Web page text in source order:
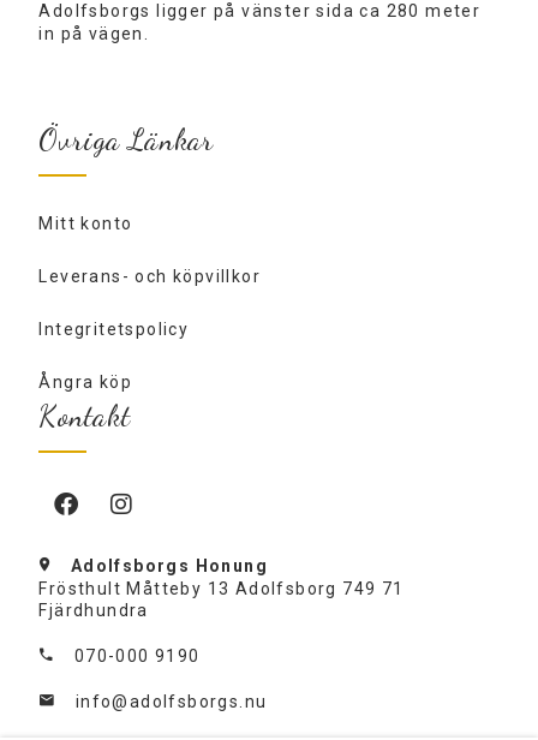
Adolfsborgs ligger på vänster sida ca 280 meter
in på vägen.
Övriga Länkar
Mitt konto
Leverans- och köpvillkor
Integritetspolicy
Ångra köp
Kontakt
Adolfsborgs Honung
Frösthult Måtteby 13 Adolfsborg 749 71
Fjärdhundra
070-000 9190
info@adolfsborgs.nu